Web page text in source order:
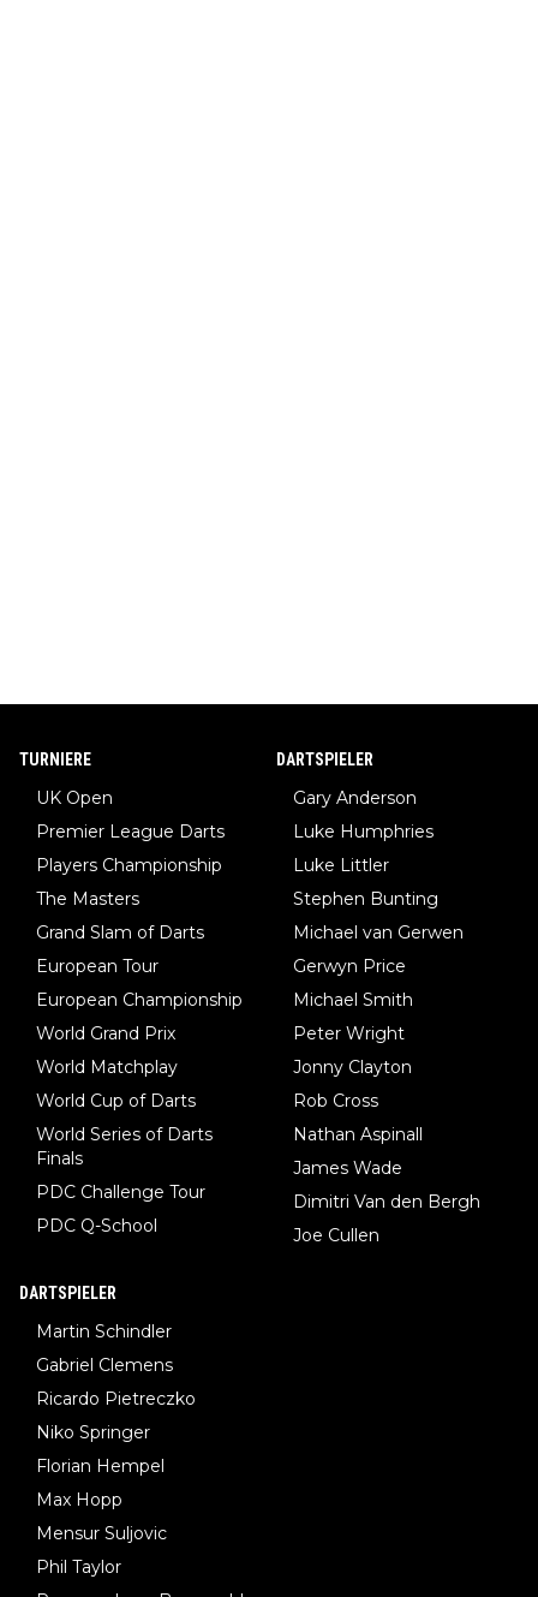
TURNIERE
UK Open
Premier League Darts
Players Championship
The Masters
Grand Slam of Darts
European Tour
European Championship
World Grand Prix
World Matchplay
World Cup of Darts
World Series of Darts
Finals
PDC Challenge Tour
PDC Q-School
DARTSPIELER
Gary Anderson
Luke Humphries
Luke Littler
Stephen Bunting
Michael van Gerwen
Gerwyn Price
Michael Smith
Peter Wright
Jonny Clayton
Rob Cross
Nathan Aspinall
James Wade
Dimitri Van den Bergh
Joe Cullen
DARTSPIELER
Martin Schindler
Gabriel Clemens
Ricardo Pietreczko
Niko Springer
Florian Hempel
Max Hopp
Mensur Suljovic
Phil Taylor